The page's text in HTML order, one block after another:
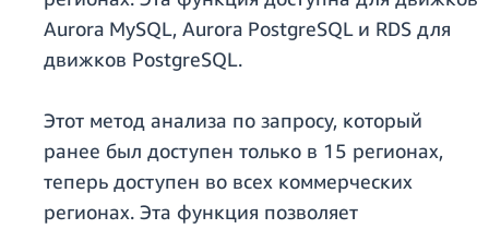
Aurora MySQL, Aurora PostgreSQL и RDS для
движков PostgreSQL.
Этот метод анализа по запросу, который
ранее был доступен только в 15 регионах,
теперь доступен во всех коммерческих
регионах. Эта функция позволяет